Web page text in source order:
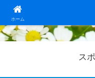
ホーム日本第一！ニュー
ス